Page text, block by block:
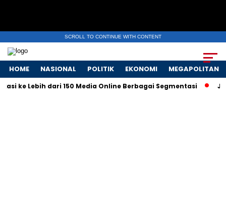
SCROLL TO CONTINUE WITH CONTENT
HOME NASIONAL POLITIK EKONOMI MEGAPOLITAN
Lebih dari 150 Media Online Berbagai Segmentasi Jasa